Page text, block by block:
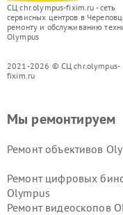
СЦ chr.olympus-fixim.ru - сеть
сервисных центров в
ремонту и обслуживанию
Olympus
2021-2026 © СЦ chr.olympus-
fixim.ru
Мы ремонтируем
Ремонт объективов
Ремонт цифровых
Olympus
Ремонт видеоскопов